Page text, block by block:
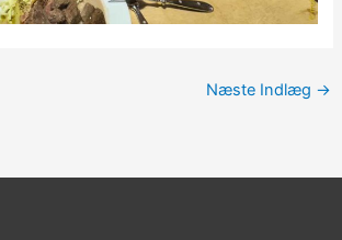
Næste Indlæg →